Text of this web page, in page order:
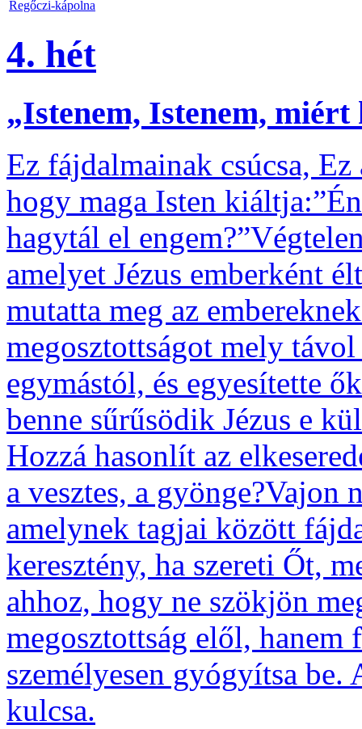
Regőczi-kápolna
4. hét
„Istenem, Istenem, miért
Ez fájdalmainak csúcsa,
hogy maga Isten
hagytál el
amelyet Jézus emberként
mutatta meg az
megosztottságot mely
egymástól, és egyesítette
benne sűrűsödik Jézus e
Hozzá hasonlít az
a vesztes, a gyönge?Vajon
amelynek tagjai között
keresztény, ha szereti Őt,
ahhoz, hogy ne szökjön
megosztottság elől, hanem
személyesen gyógyítsa be.
kulcsa.